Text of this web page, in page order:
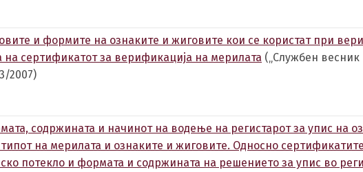
и формите на ознаките и жиговите кои се користат при
на сертификатот за верификација на мерилата („Службен
2007)
содржината и начинот на водење на регистарот за упис на
на мерилата и ознаките и жиговите. Односно
потекло и формата и содржината на решението за упис во